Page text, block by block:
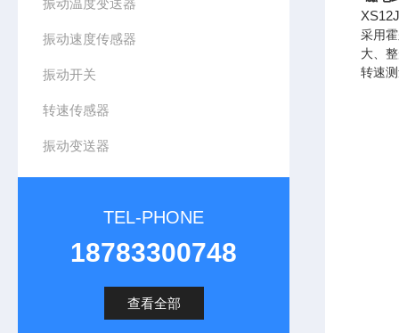
振动温度变送器
振动速度传感器
振动开关
转速传感器
振动变送器
TEL-PHONE
18783300748
查看全部
采用
大、
转速